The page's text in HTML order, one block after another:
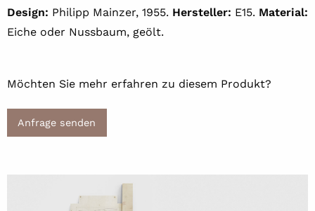
Design: Philipp Mainzer, 1955. Hersteller: E15. Material:
Eiche oder Nussbaum, geölt.
Möchten Sie mehr erfahren zu diesem Produkt?
Anfrage senden